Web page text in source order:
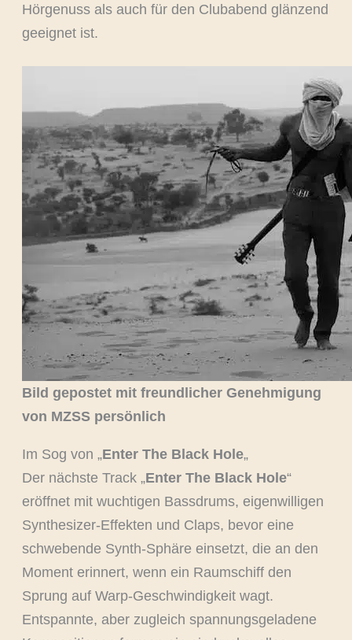
Hörgenuss als auch für den Clubabend glänzend
geeignet ist.
Bild gepostet mit freundlicher Genehmigung
von MZSS persönlich
Im Sog von „Enter The Black Hole„
Der nächste Track „Enter The Black Hole“
eröffnet mit wuchtigen Bassdrums, eigenwilligen
Synthesizer-Effekten und Claps, bevor eine
schwebende Synth-Sphäre einsetzt, die an den
Moment erinnert, wenn ein Raumschiff den
Sprung auf Warp-Geschwindigkeit wagt.
Entspannte, aber zugleich spannungsgeladene